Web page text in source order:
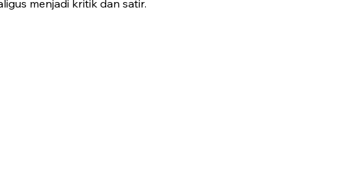
menjadi kritik dan satir.